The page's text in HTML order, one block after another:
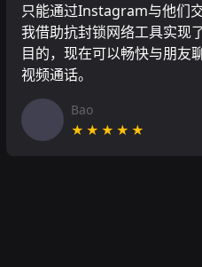
只能通过Instagram与他们交
我借助抗封锁网络工具实现
目的，现在可以畅快与朋友
视频通话。
Bao
★★★★★